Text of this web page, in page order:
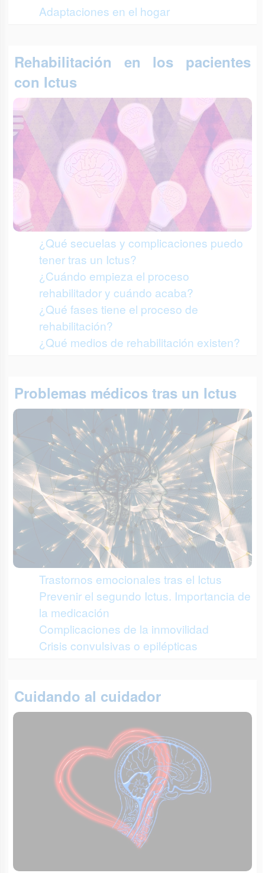
Adaptaciones en el hogar
Rehabilitación en los pacientes
con Ictus
¿Qué secuelas y complicaciones puedo
tener tras un Ictus?
¿Cuándo empieza el proceso
rehabilitador y cuándo acaba?
¿Qué fases tiene el proceso de
rehabilitación?
¿Qué medios de rehabilitación existen?
Problemas médicos tras un Ictus
Trastornos emocionales tras el Ictus
Prevenir el segundo Ictus. Importancia de
la medicación
Complicaciones de la inmovilidad
Crisis convulsivas o epilépticas
Cuidando al cuidador